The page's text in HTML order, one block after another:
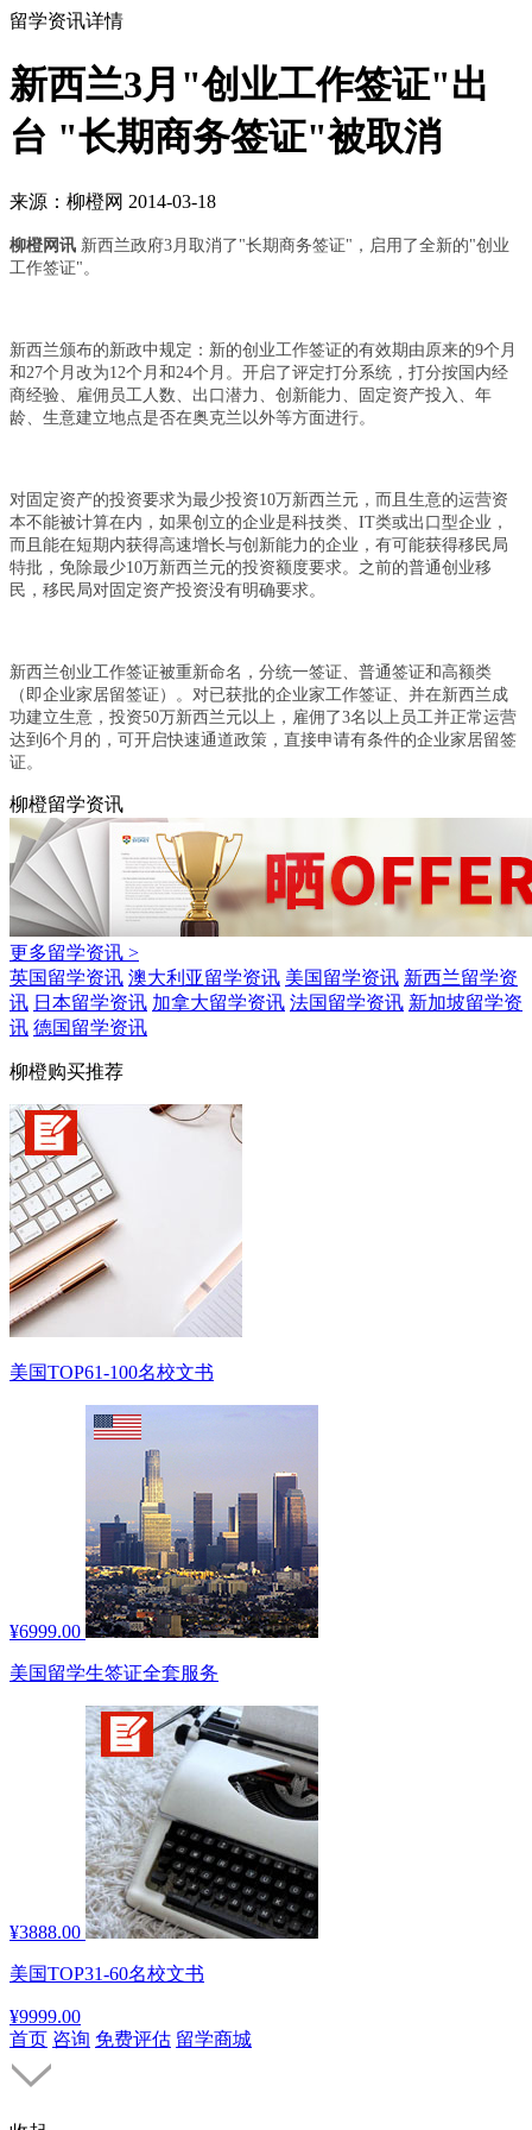
留学资讯详情
新西兰3月"创业工作签证"出
台 "长期商务签证"被取消
来源：柳橙网 2014-03-18
柳橙网讯 新西兰政府3月取消了"长期商务签证"，启用了全新的"创业
工作签证"。
新西兰颁布的新政中规定：新的创业工作签证的有效期由原来的9个月
和27个月改为12个月和24个月。开启了评定打分系统，打分按国内经
商经验、雇佣员工人数、出口潜力、创新能力、固定资产投入、年
龄、生意建立地点是否在奥克兰以外等方面进行。
对固定资产的投资要求为最少投资10万新西兰元，而且生意的运营资
本不能被计算在内，如果创立的企业是科技类、IT类或出口型企业，
而且能在短期内获得高速增长与创新能力的企业，有可能获得移民局
特批，免除最少10万新西兰元的投资额度要求。之前的普通创业移
民，移民局对固定资产投资没有明确要求。
新西兰创业工作签证被重新命名，分统一签证、普通签证和高额类
（即企业家居留签证）。对已获批的企业家工作签证、并在新西兰成
功建立生意，投资50万新西兰元以上，雇佣了3名以上员工并正常运营
达到6个月的，可开启快速通道政策，直接申请有条件的企业家居留签
证。
柳橙留学资讯
更多留学资讯 >
英国留学资讯 澳大利亚留学资讯 美国留学资讯 新西兰留学资
讯 日本留学资讯 加拿大留学资讯 法国留学资讯 新加坡留学资
讯 德国留学资讯
柳橙购买推荐
美国TOP61-100名校文书
¥6999.00
美国留学生签证全套服务
¥3888.00
美国TOP31-60名校文书
¥9999.00
首页 咨询 免费评估 留学商城